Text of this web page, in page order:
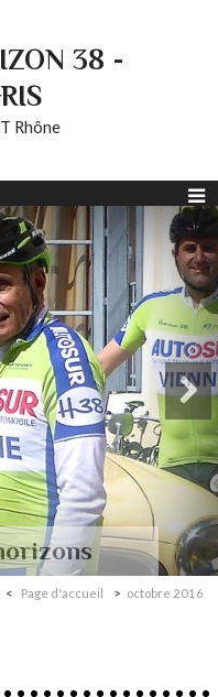
38 -
Rhône
Page d'accueil octobre 2016